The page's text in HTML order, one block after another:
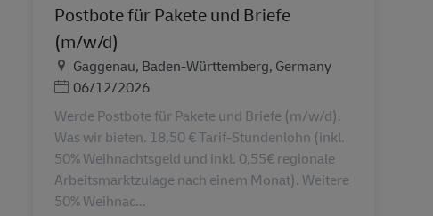
Postbote für Pakete und Briefe
(m/w/d)
Местоположение
Gaggenau, Baden-Württemberg, Germany
Дата публикации
06/12/2026
Werde Postbote für Pakete und Briefe (m/w/d).
Was wir bieten. 18,50 € Tarif-Stundenlohn (inkl.
50% Weihnachtsgeld und inkl. 0,55€ regionale
Arbeitsmarktzulage nach einem Monat). Weitere
50% Weihnac...